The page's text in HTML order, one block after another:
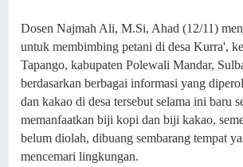
Dosen Najmah Ali, M.Si, Ahad (12/11)
untuk membimbing petani di desa Kurra',
Tapango, kabupaten Polewali Mandar,
berdasarkan berbagai informasi yang
dan kakao di desa tersebut selama ini baru
memanfaatkan biji kopi dan biji kakao,
belum diolah, dibuang sembarang tempat
mencemari lingkungan.